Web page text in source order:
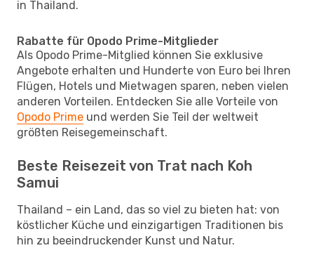
in Thailand.
Rabatte für Opodo Prime-Mitglieder
Als Opodo Prime-Mitglied können Sie exklusive
Angebote erhalten und Hunderte von Euro bei Ihren
Flügen, Hotels und Mietwagen sparen, neben vielen
anderen Vorteilen. Entdecken Sie alle Vorteile von
Opodo Prime und werden Sie Teil der weltweit
größten Reisegemeinschaft.
Beste Reisezeit von Trat nach Koh
Samui
Thailand – ein Land, das so viel zu bieten hat: von
köstlicher Küche und einzigartigen Traditionen bis
hin zu beeindruckender Kunst und Natur.